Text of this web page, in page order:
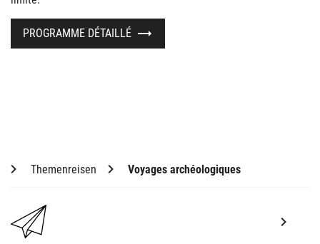
PROGRAMME DÉTAILLÉ
Themenreisen Voyages archéologiques